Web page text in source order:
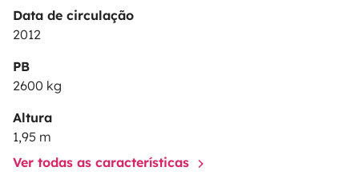
Data de circulação
2012
PB
2600 kg
Altura
1,95 m
Ver todas as características